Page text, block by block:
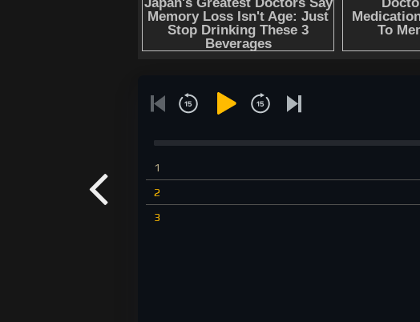
1
2
3